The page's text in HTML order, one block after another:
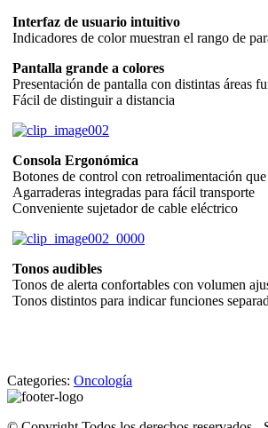
Interfaz de usuario intuitivo
Indicadores de color muestran el rango de
Pantalla grande a colores
Presentación de pantalla con distintas áreas
Fácil de distinguir a distancia
Consola Ergonómica
Botones de control con retroalimentación
Agarraderas integradas para fácil transporte
Conveniente sujetador de cable eléctrico
Tonos audibles
Tonos de alerta confortables con volumen
Tonos distintos para indicar funciones
Categories: Oncología